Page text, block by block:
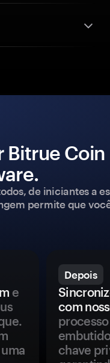
Bitrue
de iniciantes a
permite que
e
Depois
com
chave